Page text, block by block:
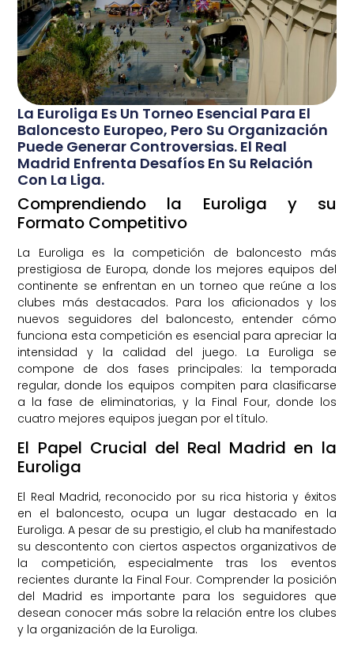
La Euroliga Es Un Torneo Esencial Para El
Baloncesto Europeo, Pero Su Organización
Puede Generar Controversias. El Real
Madrid Enfrenta Desafíos En Su Relación
Con La Liga.
Comprendiendo la Euroliga y su
Formato Competitivo
La Euroliga es la competición de baloncesto más
prestigiosa de Europa, donde los mejores equipos del
continente se enfrentan en un torneo que reúne a los
clubes más destacados. Para los aficionados y los
nuevos seguidores del baloncesto, entender cómo
funciona esta competición es esencial para apreciar la
intensidad y la calidad del juego. La Euroliga se
compone de dos fases principales: la temporada
regular, donde los equipos compiten para clasificarse
a la fase de eliminatorias, y la Final Four, donde los
cuatro mejores equipos juegan por el título.
El Papel Crucial del Real Madrid en la
Euroliga
El Real Madrid, reconocido por su rica historia y éxitos
en el baloncesto, ocupa un lugar destacado en la
Euroliga. A pesar de su prestigio, el club ha manifestado
su descontento con ciertos aspectos organizativos de
la competición, especialmente tras los eventos
recientes durante la Final Four. Comprender la posición
del Madrid es importante para los seguidores que
desean conocer más sobre la relación entre los clubes
y la organización de la Euroliga.